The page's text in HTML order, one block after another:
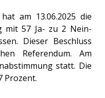
am 13.06.2025 die
mit 57 Ja- zu 2 Nein-
Dieser Beschluss
Referendum. Am
statt. Die
Prozent.